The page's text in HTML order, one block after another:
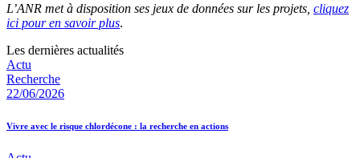
L’ANR met à disposition ses jeux de données sur les projets, cliquez
ici pour en savoir plus.
Les dernières actualités
Actu
Recherche
22/06/2026
Vivre avec le risque chlordécone : la recherche en actions